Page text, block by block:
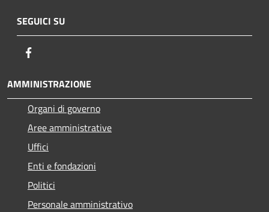
SEGUICI SU
AMMINISTRAZIONE
Organi di governo
Aree amministrative
Uffici
Enti e fondazioni
Politici
Personale amministrativo